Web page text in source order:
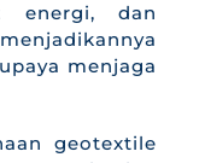
energi, dan
menjaga
geotextile